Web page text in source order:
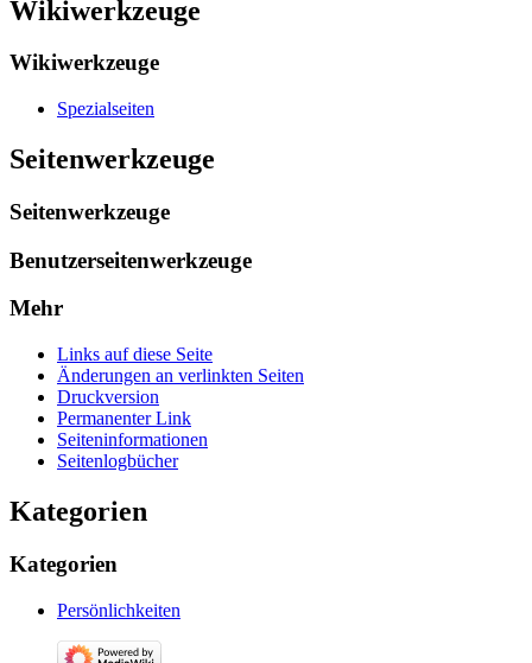
Wikiwerkzeuge
Wikiwerkzeuge
Spezialseiten
Seitenwerkzeuge
Seitenwerkzeuge
Benutzerseitenwerkzeuge
Mehr
Links auf diese Seite
Änderungen an verlinkten Seiten
Druckversion
Permanenter Link
Seiten­­informationen
Seitenlogbücher
Kategorien
Kategorien
Persönlichkeiten